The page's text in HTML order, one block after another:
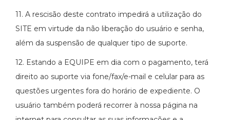
11. A rescisão deste contrato impedirá a utilização do
SITE em virtude da não liberação do usuário e senha,
além da suspensão de qualquer tipo de suporte.
12. Estando a EQUIPE em dia com o pagamento, terá
direito ao suporte via fone/fax/e-mail e celular para as
questões urgentes fora do horário de expediente. O
usuário também poderá recorrer à nossa página na